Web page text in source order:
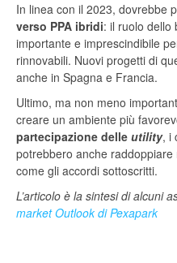
In linea con il 2023, dovrebbe
verso PPA ibridi: il ruolo dello
importante e imprescindibile
rinnovabili. Nuovi progetti di
anche in Spagna e Francia.
Ultimo, ma non meno
creare un ambiente più
partecipazione delle utility, i
potrebbero anche
come gli accordi sottoscritti.
L’articolo è la sintesi di alcuni
market Outlook di Pexapark